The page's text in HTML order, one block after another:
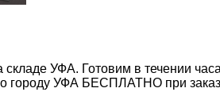
УФА. Готовим в течении
городу УФА БЕСПЛАТНО при